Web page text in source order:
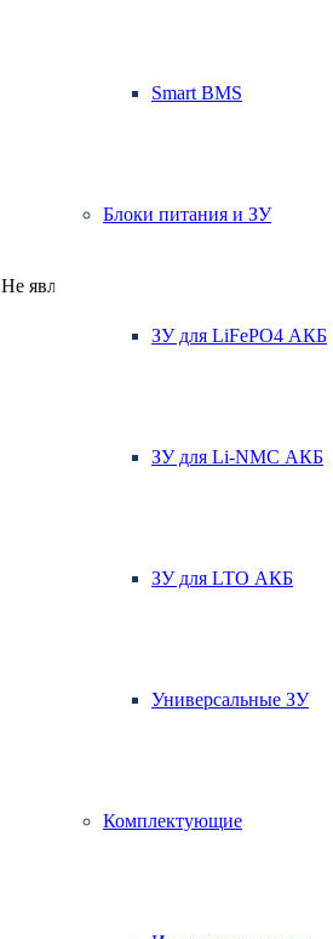
Smart BMS
Блоки питания и ЗУ
ЗУ для LiFePO4 АКБ
ЗУ для Li-NMC АКБ
ЗУ для LTO АКБ
Универсальные ЗУ
Комплектующие
Не является публичной офертой.